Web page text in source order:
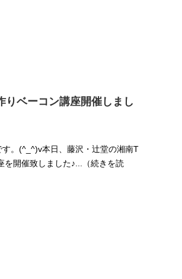
りベーコン講座開催しまし
。(^_^)v本日、藤沢・辻堂の湘南T
開催致しました♪...（続きを読